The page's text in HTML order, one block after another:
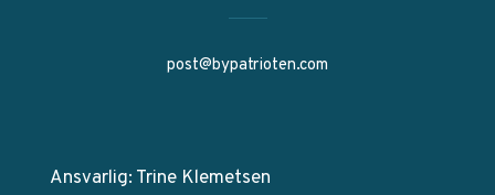
post@bypatrioten.com
Ansvarlig: Trine Klemetsen